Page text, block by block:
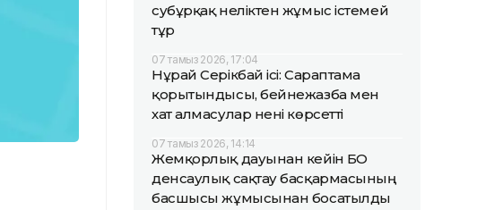
субұрқақ неліктен жұмыс істемей
тұр
07 тамыз 2026, 17:04
Нұрай Серікбай ісі: Сараптама
қорытындысы, бейнежазба мен
хат алмасулар нені көрсетті
07 тамыз 2026, 14:14
Жемқорлық дауынан кейін БҚО
денсаулық сақтау басқармасының
басшысы жұмысынан босатылды